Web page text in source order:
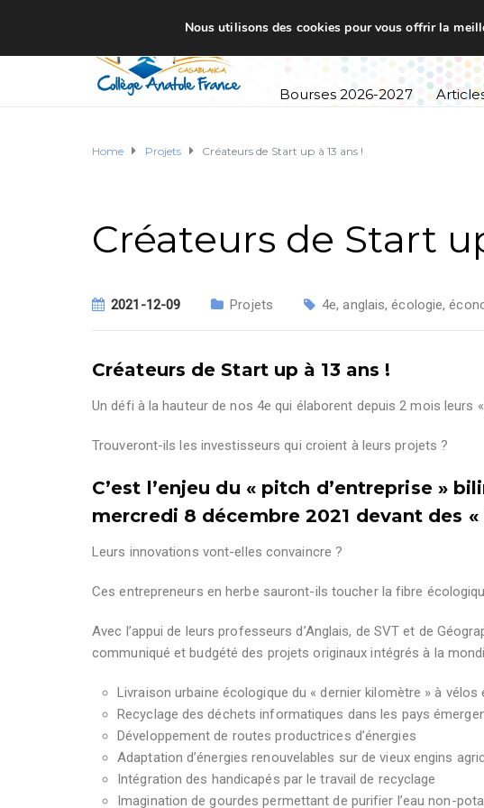
Bourses 2026-2027
Home Projets Créateurs de Start up à 13 ans !
Créateurs de Start
2021-12-09 Projets 4e,anglais,écologie,
Créateurs de Start up à 13 ans !
Un défi à la hauteur de nos 4e qui élaborent depuis 2 mois leurs
Trouveront-ils les investisseurs qui croient à leurs projets ?
C’est l’enjeu du « pitch d’entreprise »
mercredi 8 décembre 2021 devant des «
Leurs innovations vont-elles convaincre ?
Ces entrepreneurs en herbe sauront-ils toucher la fibre
Avec l’appui de leurs professeurs d’Anglais, de SVT et de
communiqué et budgété des projets originaux intégrés à la
Livraison urbaine écologique du « dernier kilomètre » à vélos
Recyclage des déchets informatiques dans les pays
Développement de routes productrices d’énergies
Adaptation d’énergies renouvelables sur de vieux engins
Intégration des handicapés par le travail de recyclage
Imagination de gourdes permettant de purifier l’eau non-
Nous utilisons des cookies pour vous offrir la